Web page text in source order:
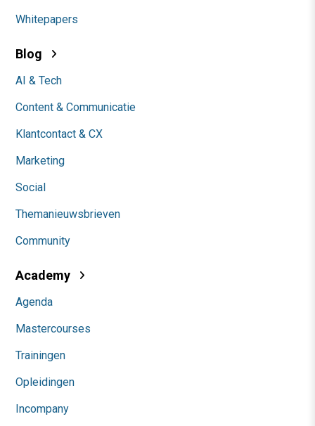
Whitepapers
Blog
AI & Tech
Content & Communicatie
Klantcontact & CX
Marketing
Social
Themanieuwsbrieven
Community
Academy
Agenda
Mastercourses
Trainingen
Opleidingen
Incompany